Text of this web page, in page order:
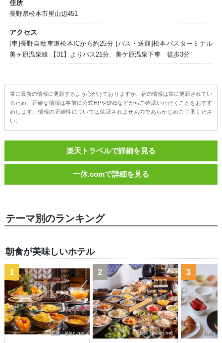
住所
長野県松本市里山辺451
アクセス
[車]長野自動車道松本ICから約25分 [バス・送迎]松本バスターミナル
美ヶ原温泉線 【31】よりバス21分、美ケ原温泉下車 徒歩3分
常に最新の情報に更新するよう心がけておりますが、宿の情報は常に更新されてい
るため、正確な情報は事前に公式HPやSNSなどからご確認いただくことをおすす
めします。情報の正確性については保証されませんのであらかじめご了承くださ
い。
楽天トラベルで詳細を見る
一休.comで詳細を見る
テーマ別のランキング
朝食が美味しいホテル
出典：jalan.net
1
出典：jalan.net
2
出典：
3